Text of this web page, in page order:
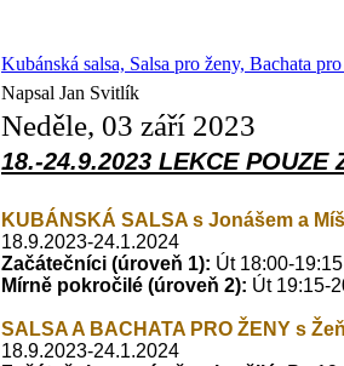
Kubánská salsa, Salsa pro ženy, Bachata
Napsal Jan Svitlík
Neděle, 03 září 2023
18.-24.9.2023 LEKCE POUZE
KUBÁNSKÁ SALSA s Jonášem a
18.9.2023-24.1.2024
Začátečníci (úroveň 1): Út 18:00-
Mírně pokročilé (úroveň 2): Út 19:15-
SALSA A BACHATA PRO ŽENY s
18.9.2023-24.1.2024